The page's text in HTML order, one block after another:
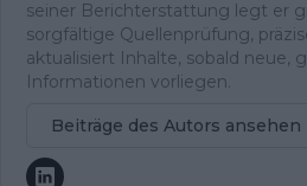
seiner Berichterstattung legt er
sorgfältige Quellenprüfung,
aktualisiert Inhalte, sobald neue,
Informationen vorliegen.
Beiträge des Autors ansehen